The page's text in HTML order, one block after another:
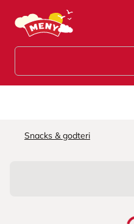
Hopp til hovedinnhold
Snacks & godteri